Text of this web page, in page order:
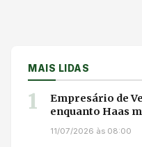
MAIS LIDAS
1
Empresário de
enquanto Haas
11/07/2026 às 08:00